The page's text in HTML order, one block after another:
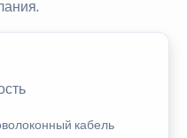
кабель